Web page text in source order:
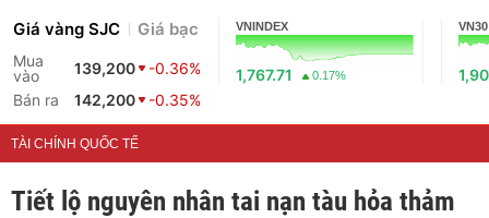
Giá vàng SJC Giá bạc
Mua
vào
139,200
-0.36%
Bán ra
142,200 -0.35%
VNINDEX
1,767.71 0.17%
VN30
TÀI CHÍNH QUỐC TẾ
Tiết lộ nguyên nhân tai nạn tàu hỏa thảm